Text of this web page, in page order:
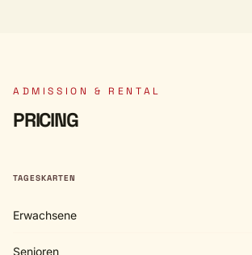
ADMISSION & RENTAL
PRICING
TAGESKARTEN
Erwachsene
Senioren